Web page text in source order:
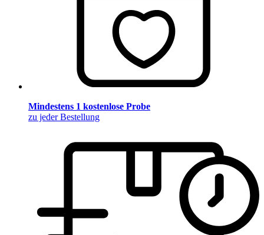
Mindestens 1 kostenlose Probe
zu jeder Bestellung